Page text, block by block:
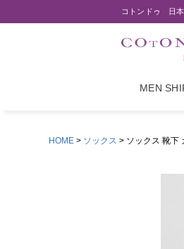
コトンドゥ 日
MEN
HOME ソックス ソックス 靴下